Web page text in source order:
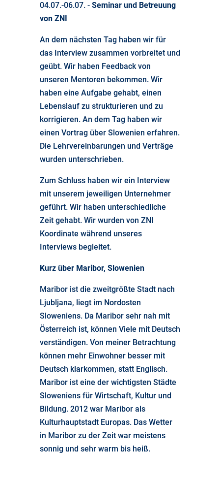
04.07.-06.07. - Seminar und Betreuung
von ZNI
An dem nächsten Tag haben wir für
das Interview zusammen vorbreitet und
geübt. Wir haben Feedback von
unseren Mentoren bekommen. Wir
haben eine Aufgabe gehabt, einen
Lebenslauf zu strukturieren und zu
korrigieren. An dem Tag haben wir
einen Vortrag über Slowenien erfahren.
Die Lehrvereinbarungen und Verträge
wurden unterschrieben.
Zum Schluss haben wir ein Interview
mit unserem jeweiligen Unternehmer
geführt. Wir haben unterschiedliche
Zeit gehabt. Wir wurden von ZNI
Koordinate während unseres
Interviews begleitet.
Kurz über Maribor, Slowenien
Maribor ist die zweitgrößte Stadt nach
Ljubljana, liegt im Nordosten
Sloweniens. Da Maribor sehr nah mit
Österreich ist, können Viele mit Deutsch
verständigen. Von meiner Betrachtung
können mehr Einwohner besser mit
Deutsch klarkommen, statt Englisch.
Maribor ist eine der wichtigsten Städte
Sloweniens für Wirtschaft, Kultur und
Bildung. 2012 war Maribor als
Kulturhauptstadt Europas. Das Wetter
in Maribor zu der Zeit war meistens
sonnig und sehr warm bis heiß.